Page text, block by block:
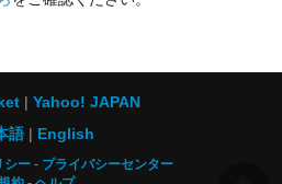
Yahoo! JAPAN
語
English
シー
プライバシーセンター